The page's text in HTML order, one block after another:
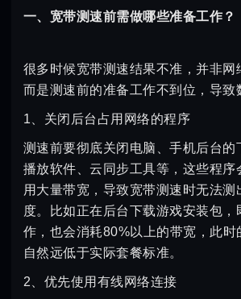
一、宽带测速前需做哪些准备工作？
很多时候宽带测速结果不准，并非网
而是测速前的准备工作不到位，导致
1、关闭后台占用网络的程序
测速前要彻底关闭电脑、手机后台的
播放软件、云同步工具等，这些程序
用大量带宽，导致宽带测速时无法测
度。比如正在后台下载游戏安装包，
作，也会消耗80%以上的带宽，此时
自然远低于实际套餐标准。
2、优先使用有线网络连接